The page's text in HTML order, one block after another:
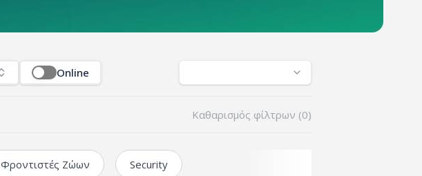
Online
Καθαρισμός φίλτρων (0)
Φροντιστές Ζώων Security